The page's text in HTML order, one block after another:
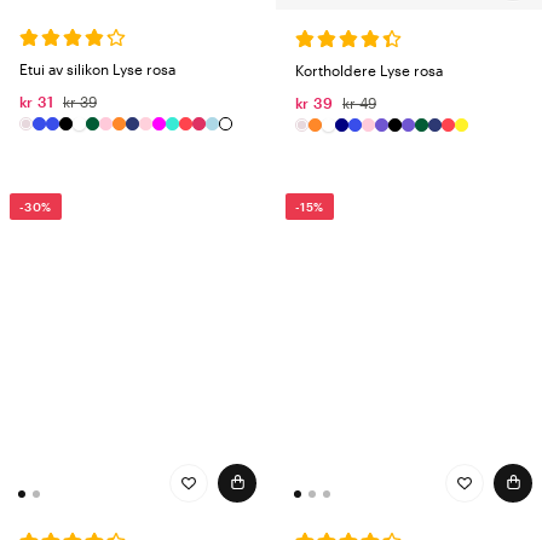
Etui av silikon Lyse rosa
kr 31
kr 39
Kortholdere Lyse rosa
kr 39
kr 49
-30% -15%